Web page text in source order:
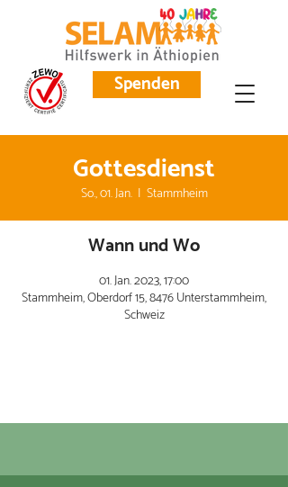
Spenden
Gottesdienst
So., 01. Jan.
  |
Stammheim
Wann und Wo
01. Jan. 2023, 17:00
Stammheim, Oberdorf 15, 8476 Unterstammheim,
Schweiz